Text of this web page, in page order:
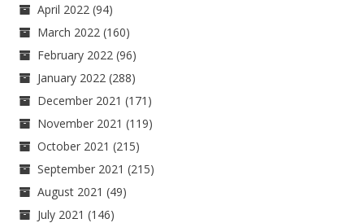
April 2022 (94)
March 2022 (160)
February 2022 (96)
January 2022 (288)
December 2021 (171)
November 2021 (119)
October 2021 (215)
September 2021 (215)
August 2021 (49)
July 2021 (146)